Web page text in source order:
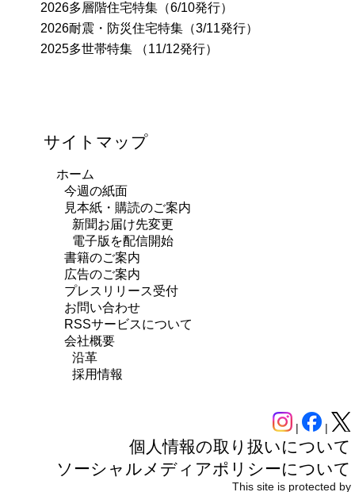
2026多層階住宅特集（6/10発行）
2026耐震・防災住宅特集（3/11発行）
2025多世帯特集 （11/12発行）
サイトマップ
ホーム
今週の紙面
見本紙・購読のご案内
新聞お届け先変更
電子版を配信開始
書籍のご案内
広告のご案内
プレスリリース受付
お問い合わせ
RSSサービスについて
会社概要
沿革
採用情報
| |
個人情報の取り扱いについて
ソーシャルメディアポリシーについて
This site is protected by